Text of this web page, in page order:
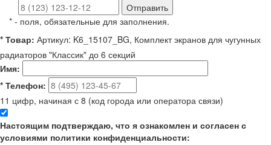
Отправить
* - поля, обязательные для заполнения.
* Товар: Артикул: K6_15107_BG, Комплект экранов для чугунных
радиаторов "Классик" до 6 секций
Имя:
* Телефон:
11 цифр, начиная с 8 (код города или оператора связи)
Настоящим подтверждаю, что я ознакомлен и согласен с
условиями политики конфиденциальности: